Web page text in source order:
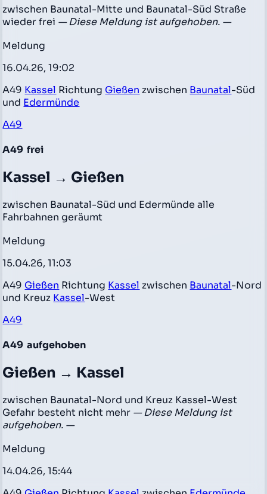
zwischen Baunatal-Mitte und Baunatal-Süd Straße
wieder frei — Diese Meldung ist aufgehoben. —
Meldung
16.04.26, 19:02
A49 Kassel Richtung Gießen zwischen Baunatal-Süd
und Edermünde
A49
A49 frei
Kassel → Gießen
zwischen Baunatal-Süd und Edermünde alle
Fahrbahnen geräumt
Meldung
15.04.26, 11:03
A49 Gießen Richtung Kassel zwischen Baunatal-Nord
und Kreuz Kassel-West
A49
A49 aufgehoben
Gießen → Kassel
zwischen Baunatal-Nord und Kreuz Kassel-West
Gefahr besteht nicht mehr — Diese Meldung ist
aufgehoben. —
Meldung
14.04.26, 15:44